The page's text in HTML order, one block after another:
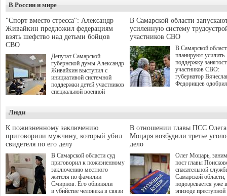
В России и мире
"Спорт вместо стресса": Александр
Живайкин предложил федерациям
взять шефство над детьми бойцов
СВО
Депутат Самарской
губернской думы Александр
Живайкин выступил с
инициативой системной
поддержки детей участников
специальной военной
"Помощь фронту и семьям
участников СВО", которая
прошла в Отрадном 7
августа.
В Самарской области
усиленную систему
участников СВО
В Самарской
планируют усилить
поддержку
участников СВО:
губернатор
Федорищев
на трудоустройство
спокойную
мирной жизни.
Люди
К пожизненному заключению
приговорили мужчину, который убил
свидетеля по его делу
В Самарской области суд
приговорил к пожизненному
заключению местного
жителя по фамилии
Смирнов. Его обвиняли
в убийстве человека в связи
В отношении главы ПСС Олега
Моцаря возбудили третье
дело
Олег Моцарь,
пост главы
спасательной
Самарской области,
подозревается уже
эпизоде преступной